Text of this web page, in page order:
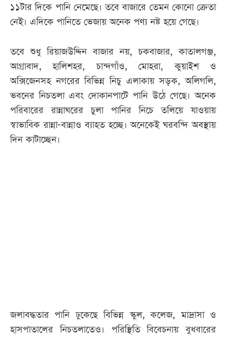
১১টার দিকে পানি নেমেছে। তবে বাজারে তেমন কোনো ক্রেতা
নেই। এদিকে পানিতে ভেজায় অনেক পণ্য নষ্ট হয়ে গেছে।
তবে শুধু রিয়াজউদ্দিন বাজার নয়, চকবাজার, কাতালগঞ্জ,
আগ্রাবাদ, হালিশহর, চান্দগাঁও, মোহরা, কুয়াইশ ও
অক্সিজেনসহ নগরের বিভিন্ন নিচু এলাকায় সড়ক, অলিগলি,
ভবনের নিচতলা এবং দোকানপাটে পানি উঠে গেছে। অনেক
পরিবারের রান্নাঘরের চুলা পানির নিচে তলিয়ে যাওয়ায়
স্বাভাবিক রান্না-বান্নাও ব্যাহত হচ্ছে। অনেকেই ঘরবন্দি অবস্থায়
দিন কাটাচ্ছেন।
জলাবদ্ধতার পানি ঢুকেছে বিভিন্ন স্কুল, কলেজ, মাদ্রাসা ও
হাসপাতালের নিচতলাতেও। পরিস্থিতি বিবেচনায় বুধবারের